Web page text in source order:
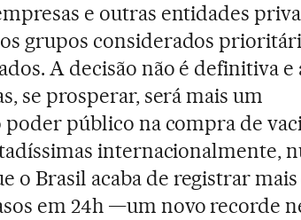
e outras entidades
grupos considerados
A decisão não é definitiva e
se prosperar, será mais um
poder público na compra de
internacionalmente,
o Brasil acaba de registrar mais
em 24h —um novo recorde